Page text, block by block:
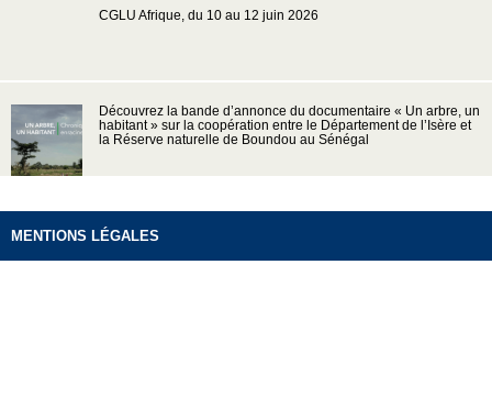
CGLU Afrique, du 10 au 12 juin 2026
Découvrez la bande d’annonce du documentaire « Un arbre, un
habitant » sur la coopération entre le Département de l’Isère et
la Réserve naturelle de Boundou au Sénégal
MENTIONS LÉGALES